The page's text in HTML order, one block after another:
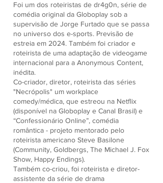
Foi um dos roteiristas de dr4g0n, série de
comédia original da Globoplay sob a
supervisão de Jorge Furtado que se passa
no universo dos e-sports. Previsão de
estreia em 2024. Também foi criador e
roteirista de uma adaptação de videogame
internacional para a Anonymous Content,
inédita.
Co-criador, diretor, roteirista das séries
"Necrópolis" um workplace
comedy/médica, que estreou na Netflix
(disponível na Globoplay e Canal Brasil) e
“Confessionário Online”, comédia
romântica - projeto mentorado pelo
roteirista americano Steve Basilone
(Community, Goldbergs, The Michael J. Fox
Show, Happy Endings).
Também co-criou, foi roteirista e diretor-
assistente da série de drama